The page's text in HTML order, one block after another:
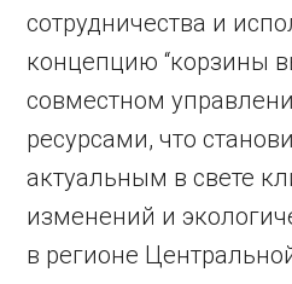
сотрудничества и
концепцию “корзины
совместном
ресурсами, что
актуальным в свете
изменений и
в регионе